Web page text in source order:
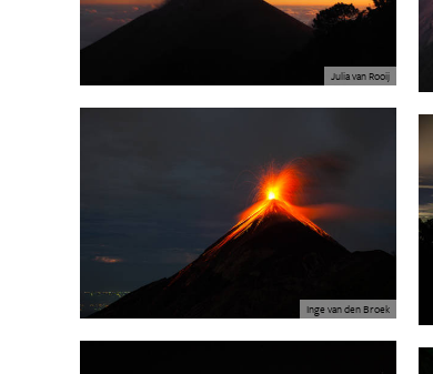
Julia van Rooij
Inge van den Broek